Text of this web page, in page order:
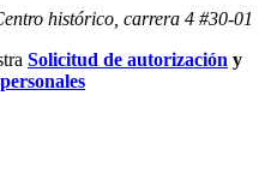
histórico, carrera 4 #30-01
Solicitud de autorización y